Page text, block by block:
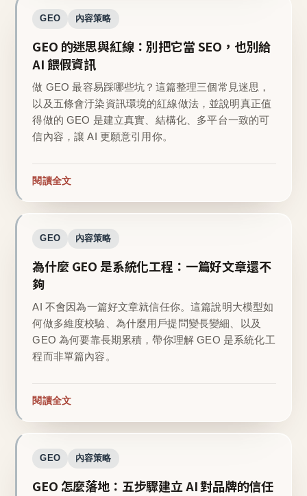
GEO 內容策略
GEO 的迷思與紅線：別把它當 SEO，也別給
AI 餵假資訊
做 GEO 最容易踩哪些坑？這篇整理三個常見迷思，
以及五條會汙染資訊環境的紅線做法，並說明真正值
得做的 GEO 是建立真實、結構化、多平台一致的可
信內容，讓 AI 更願意引用你。
閱讀全文
GEO 內容策略
為什麼 GEO 是系統化工程：一篇好文章還不
夠
AI 不會因為一篇好文章就信任你。這篇說明大模型如
何做多維度校驗、為什麼用戶提問變長變細、以及
GEO 為何要靠長期累積，帶你理解 GEO 是系統化工
程而非單篇內容。
閱讀全文
GEO 內容策略
GEO 怎麼落地：五步驟建立 AI 對品牌的信任